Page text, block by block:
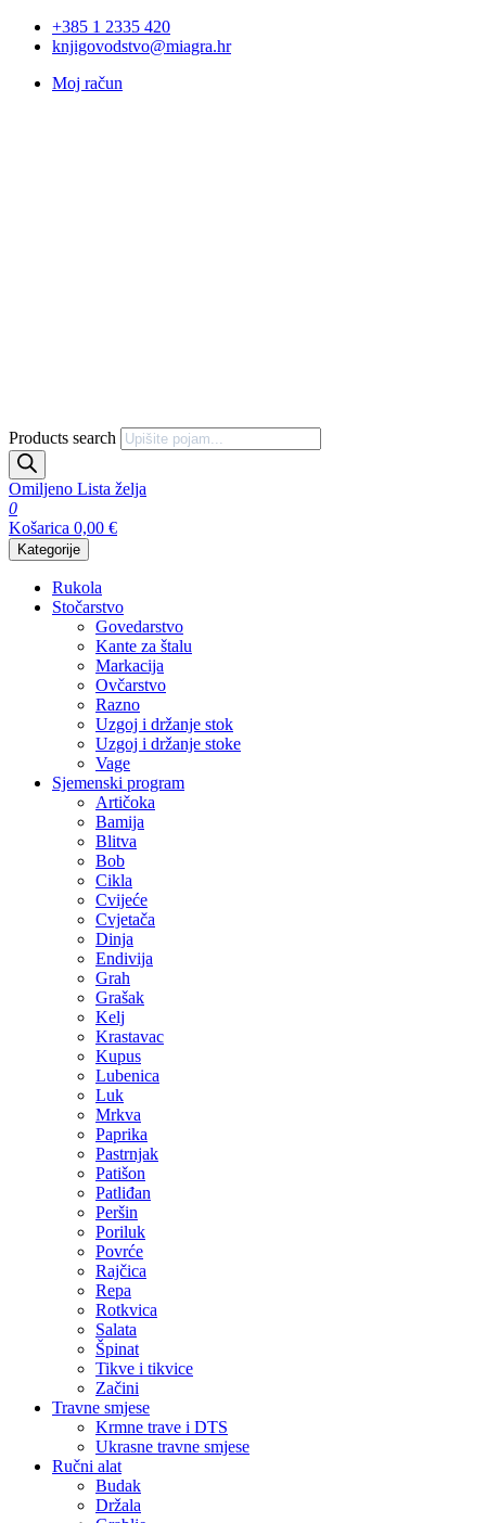
+385 1 2335 420
knjigovodstvo@miagra.hr
Moj račun
Products search
Omiljeno Lista želja
0
Košarica 0,00 €
Kategorije
Rukola
Stočarstvo
Govedarstvo
Kante za štalu
Markacija
Ovčarstvo
Razno
Uzgoj i držanje stok
Uzgoj i držanje stoke
Vage
Sjemenski program
Artičoka
Bamija
Blitva
Bob
Cikla
Cvijeće
Cvjetača
Dinja
Endivija
Grah
Grašak
Kelj
Krastavac
Kupus
Lubenica
Luk
Mrkva
Paprika
Pastrnjak
Patišon
Patliđan
Peršin
Poriluk
Povrće
Rajčica
Repa
Rotkvica
Salata
Špinat
Tikve i tikvice
Začini
Travne smjese
Krmne trave i DTS
Ukrasne travne smjese
Ručni alat
Budak
Držala